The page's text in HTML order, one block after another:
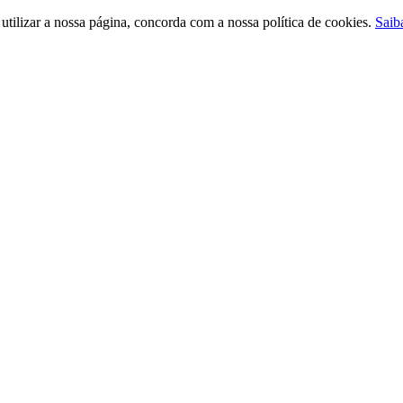
a nossa página, concorda com a nossa política de cookies.